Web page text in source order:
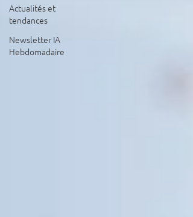
Actualités et
tendances
Newsletter IA
Hebdomadaire